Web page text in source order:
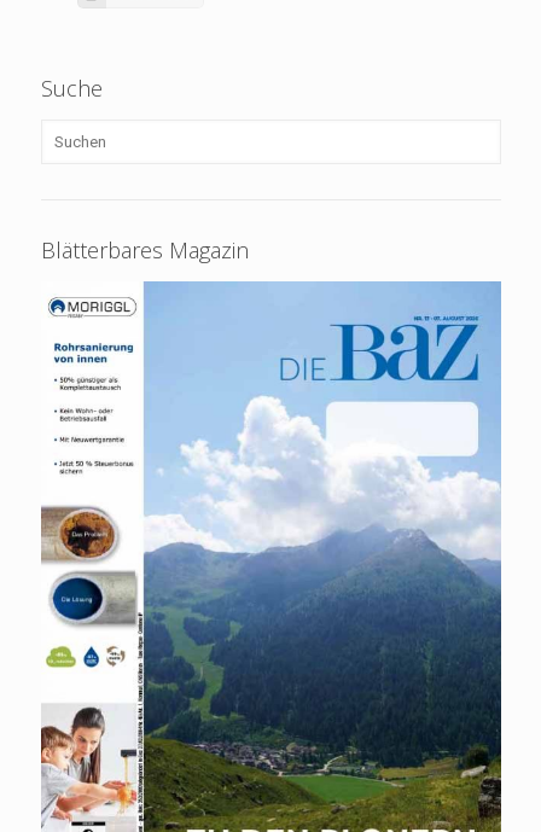
Suche
Blätterbares Magazin